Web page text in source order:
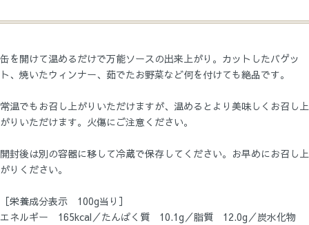
缶を開けて温めるだけで万能ソースの出来上がり。カットしたバゲッ
ト、焼いたウィンナー、茹でたお野菜など何を付けても絶品です。
常温でもお召し上がりいただけますが、温めるとより美味しくお召し上
がりいただけます。火傷にご注意ください。
開封後は別の容器に移して冷蔵で保存してください。お早めにお召し上
がりください。
［栄養成分表示 100g当り］
エネルギー 165kcal／たんぱく質 10.1g／脂質 12.0g／炭水化物